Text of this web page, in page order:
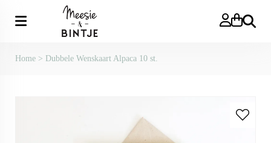
Zoeken
Home > Dubbele Wenskaart Alpaca 10 st.